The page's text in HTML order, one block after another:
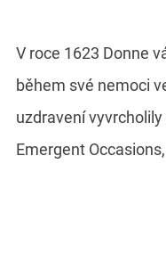
V roce 1623 Donne
během své nemoci
uzdravení
Emergent